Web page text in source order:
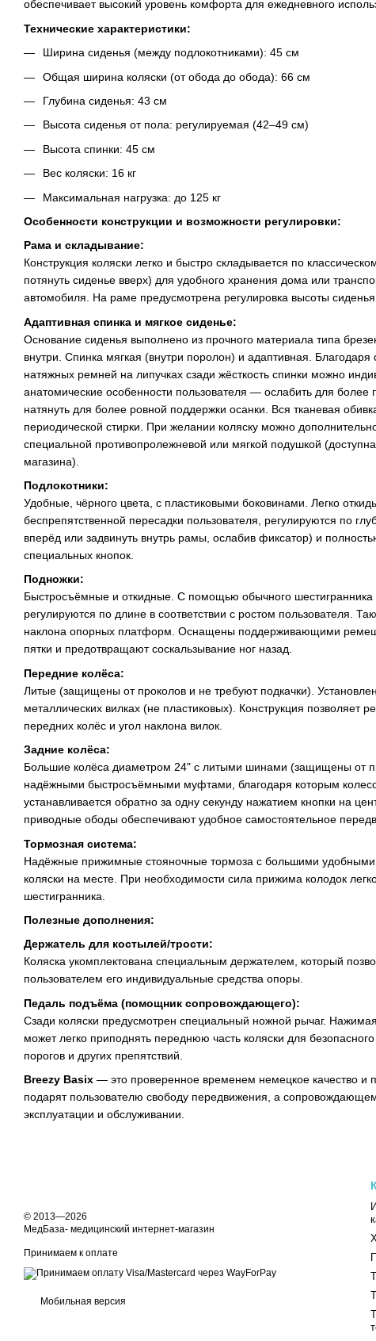
обеспечивает высокий уровень комфорта для ежедневного
Технические характеристики:
Ширина сиденья (между подлокотниками): 45 см
Общая ширина коляски (от обода до обода): 66 см
Глубина сиденья: 43 см
Высота сиденья от пола: регулируемая (42–49 см)
Высота спинки: 45 см
Вес коляски: 16 кг
Максимальная нагрузка: до 125 кг
Особенности конструкции и возможности регулировки:
Рама и складывание:
Конструкция коляски легко и быстро складывается по
потянуть сиденье вверх) для удобного хранения дома или
автомобиля. На раме предусмотрена регулировка высоты
Адаптивная спинка и мягкое сиденье:
Основание сиденья выполнено из прочного материала типа
внутри. Спинка мягкая (внутри поролон) и адаптивная. Благодаря
натяжных ремней на липучках сзади жёсткость спинки можно
анатомические особенности пользователя — ослабить для более
натянуть для более ровной поддержки осанки. Вся тканевая
периодической стирки. При желании коляску можно
специальной противопролежневой или мягкой подушкой
магазина).
Подлокотники:
Удобные, чёрного цвета, с пластиковыми боковинами. Легко
беспрепятственной пересадки пользователя, регулируются по
вперёд или задвинуть внутрь рамы, ослабив фиксатор) и
специальных кнопок.
Подножки:
Быстросъёмные и откидные. С помощью обычного
регулируются по длине в соответствии с ростом пользователя.
наклона опорных платформ. Оснащены поддерживающими
пятки и предотвращают соскальзывание ног назад.
Передние колёса:
Литые (защищены от проколов и не требуют подкачки).
металлических вилках (не пластиковых). Конструкция позволяет
передних колёс и угол наклона вилок.
Задние колёса:
Большие колёса диаметром 24" с литыми шинами (защищены от
надёжными быстросъёмными муфтами, благодаря которым
устанавливается обратно за одну секунду нажатием кнопки на
приводные ободы обеспечивают удобное самостоятельное
Тормозная система:
Надёжные прижимные стояночные тормоза с большими
коляски на месте. При необходимости сила прижима колодок
шестигранника.
Полезные дополнения:
Держатель для костылей/трости:
Коляска укомплектована специальным держателем, который
пользователем его индивидуальные средства опоры.
Педаль подъёма (помощник сопровождающего):
Сзади коляски предусмотрен специальный ножной рычаг.
может легко приподнять переднюю часть коляски для
порогов и других препятствий.
Breezy Basix — это проверенное временем немецкое качество и
подарят пользователю свободу передвижения, а
эксплуатации и обслуживании.
© 2013—2026
МедБаза- медицинский интернет-магазин
Принимаем к оплате
Мобильная версия